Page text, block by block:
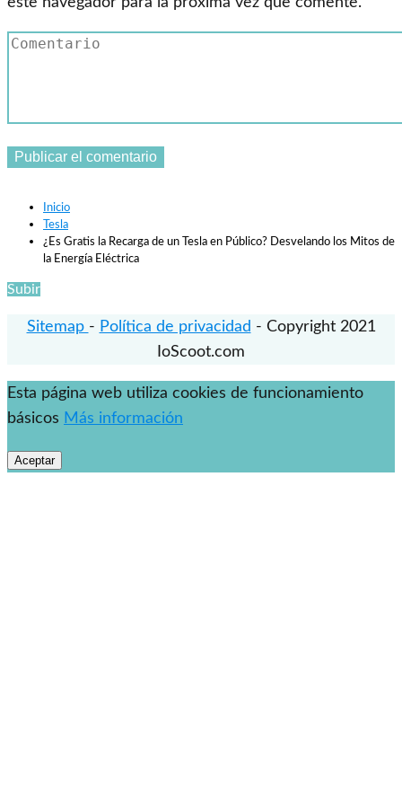
Inicio
Tesla
¿Es Gratis la Recarga de un Tesla en Público? Desvelando los Mitos de
la Energía Eléctrica
Subir
Sitemap - Política de privacidad - Copyright 2021
IoScoot.com
Esta página web utiliza cookies de funcionamiento
básicos Más información
Aceptar